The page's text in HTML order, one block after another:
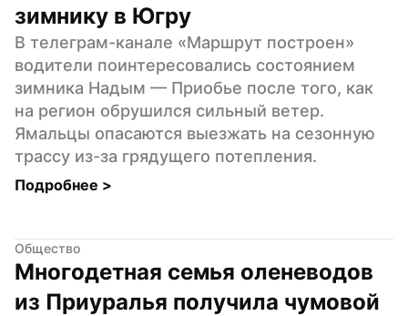
зимнику в Югру
В телеграм-канале «Маршрут построен»
водители поинтересовались состоянием
зимника Надым — Приобье после того, как
на регион обрушился сильный ветер.
Ямальцы опасаются выезжать на сезонную
трассу из-за грядущего потепления.
Подробнее >
Общество
Многодетная семья оленеводов
из Приуралья получила чумовой